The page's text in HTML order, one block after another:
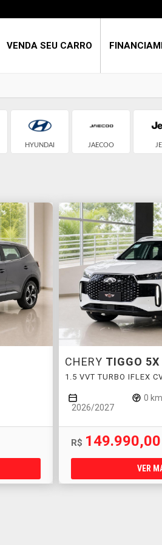
VENDA SEU CARRO
HYUNDAI JAECOO
CHERY TIGGO 5X
1.5 VVT TURBO IFLEX
2026/2027
0 km
R$ 149.990,00
VER